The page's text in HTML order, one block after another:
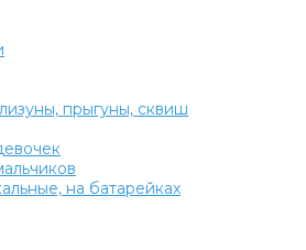
прыгуны, сквиш
на батарейках